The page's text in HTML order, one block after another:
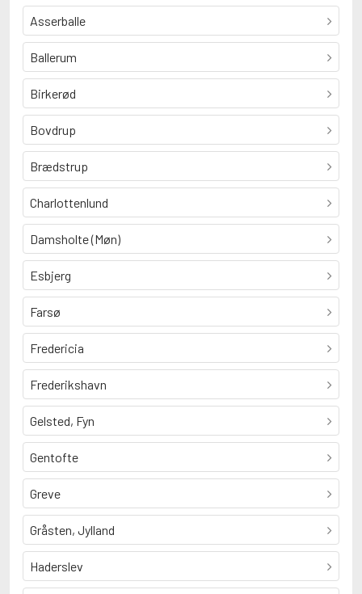
Asserballe
Ballerum
Birkerød
Bovdrup
Brædstrup
Charlottenlund
Damsholte (Møn)
Esbjerg
Farsø
Fredericia
Frederikshavn
Gelsted, Fyn
Gentofte
Greve
Gråsten, Jylland
Haderslev